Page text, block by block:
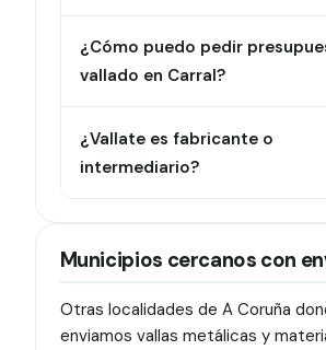
¿Cómo puedo pedir
vallado en Carral?
¿Vallate es fabricante o
intermediario?
Municipios cercanos con
Otras localidades de A Coruña
enviamos vallas metálicas y